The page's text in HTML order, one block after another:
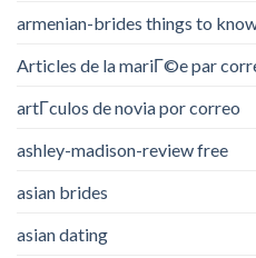
armenian-brides things to
Articles de la mariГ©e par
artГ­culos de novia por correo
ashley-madison-review free
asian brides
asian dating